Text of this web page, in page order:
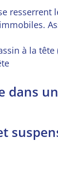
resserrent
à la
dans